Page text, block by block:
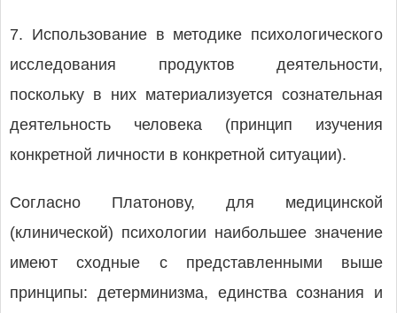
7. Использование в методике психологического
исследования продуктов деятельности,
поскольку в них материализуется сознательная
деятельность человека (принцип изучения
конкретной личности в конкретной ситуации).
Согласно Платонову, для медицинской
(клинической) психологии наибольшее значение
имеют сходные с представленными выше
принципы: детерминизма, единства сознания и